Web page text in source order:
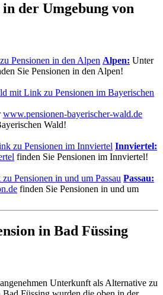
der Umgebung von
Alpen: Unter
Sie Pensionen in den Alpen!
www.pensionen-bayerischer-wald.de
Wald!
Innviertel:
finden Sie Pensionen im Innviertel!
Passau:
finden Sie Pensionen in und um
in Bad Füssing
Unterkunft als Alternative zu